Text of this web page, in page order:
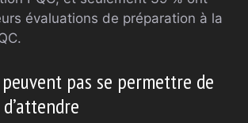
évaluations de préparation à la
peuvent pas se permettre de